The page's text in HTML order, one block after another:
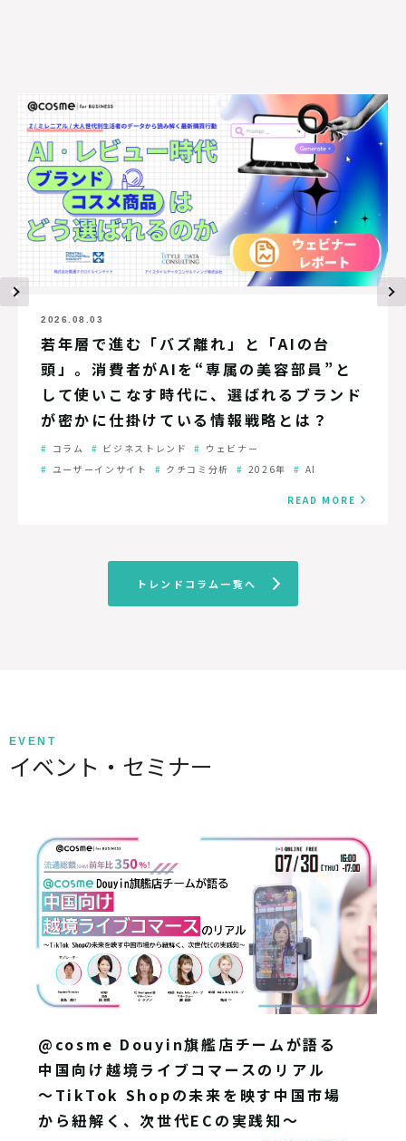
2026.08.03
若年層で進む「バズ離れ」と「AIの台
頭」。消費者がAIを“専属の美容部員”と
して使いこなす時代に、選ばれるブランド
が密かに仕掛けている情報戦略とは？
コラム ビジネストレンド
ウェビナー
ユーザーインサイト
クチコミ分析 2026年 AI
READ MORE
トレンドコラム一覧へ
EVENT
イベント・セミナー
@cosme Douyin旗艦店チームが語る
中国向け越境ライブコマースのリアル
～TikTok Shopの未来を映す中国市場
から紐解く、次世代ECの実践知～